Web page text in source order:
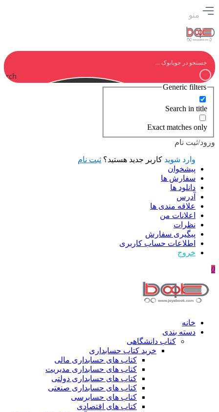
منو
Generic filters
Search in title
Exact matches only
ورود/ثبت نام
وارد شوید کاربر جدید هستید؟ ثبت نام
پیشخوان
سفارش ها
دانلود ها
آدرس
علاقه مندی ها
اعلانات من
نظرات
پیگیری سفارش
اطلاعات حساب كاربری
خروج
0
خانه
دسته بندی
کتاب دانشگاهی
خرید کتاب حسابداری
کتاب های حسابداری مالی
کتاب های حسابداری مدیریت
کتاب های حسابداری دولتی
کتاب های حسابداری صنعتی
کتاب های حسابرسی
کتاب های اقتصادی